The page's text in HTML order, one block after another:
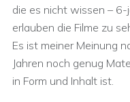
die es nicht wissen – 6-
erlauben die Filme zu
Es ist meiner Meinung
Jahren noch genug
in Form und Inhalt ist.